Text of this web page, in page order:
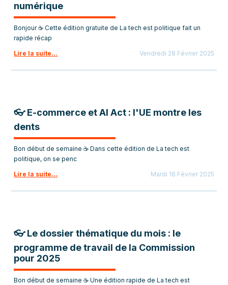
numérique
Bonjour ☕ Cette édition gratuite de La tech est politique fait un
rapide récap
Lire la suite...
Vendredi 28 Février 2025
👓 E-commerce et AI Act : l'UE montre les
dents
Bon début de semaine ☕ Dans cette édition de La tech est
politique, on se penc
Lire la suite...
Mardi 18 Février 2025
👓 Le dossier thématique du mois : le
programme de travail de la Commission
pour 2025
Bon début de semaine ☕ Une édition rapide de La tech est